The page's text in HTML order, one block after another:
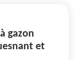
gazon
et